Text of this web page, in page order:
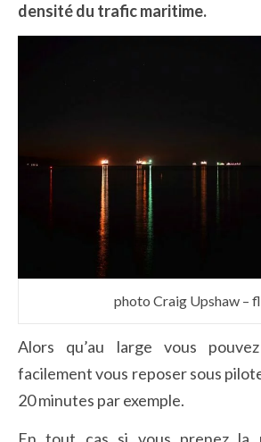
densité du trafic maritime.
photo Craig Upshaw –
Alors qu’au large vous
facilement vous reposer sous
20 minutes par exemple.